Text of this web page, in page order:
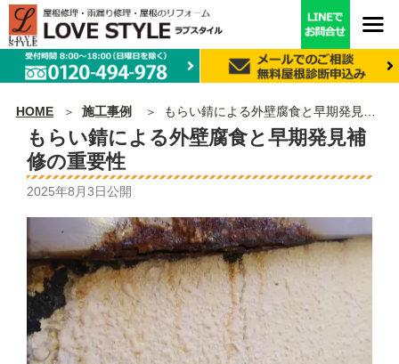
HOME 施工事例 もらい錆による外壁腐食と早期発見補修の重要性
もらい錆による外壁腐食と早期発見補
修の重要性
2025年8月3日公開